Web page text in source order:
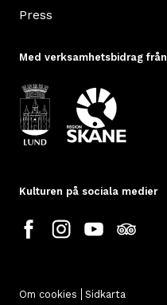
Press
Med verksamhetsbidrag från
Kulturen på sociala medier
Om cookies Sidkarta